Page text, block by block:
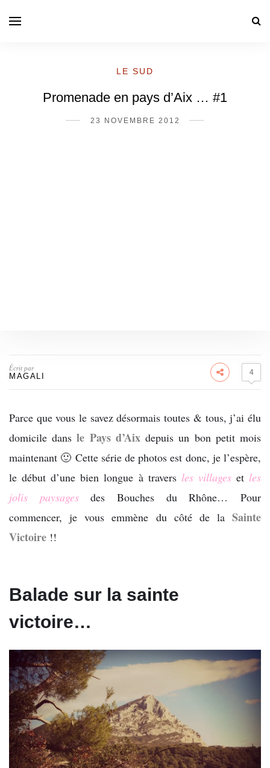
LE SUD
Promenade en pays d’Aix … #1
23 NOVEMBRE 2012
Écrit par
MAGALI 4
Parce que vous le savez désormais toutes & tous, j’ai élu
domicile dansle Pays d’Aixdepuis un bon petit mois
maintenant 🙂 Cette série de photos est donc, je l’espère,
le début d’une bien longue à travers les villages et les
jolis paysagesdes Bouches du Rhône…Pour
commencer, je vous emmène du côté de la Sainte
Victoire !!
Balade sur la sainte
victoire…